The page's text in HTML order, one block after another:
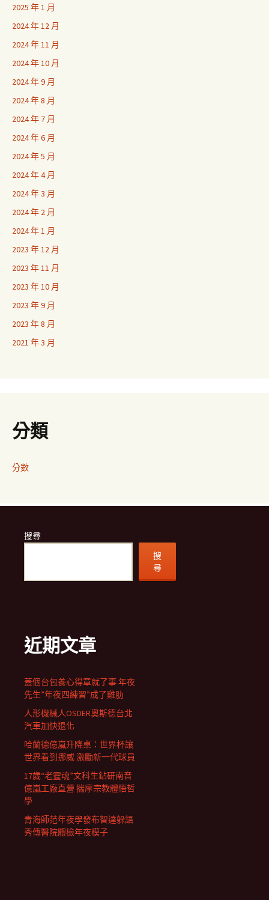
2025 年 1 月
2024 年 12 月
2024 年 11 月
2024 年 10 月
2024 年 9 月
2024 年 8 月
2024 年 7 月
2024 年 6 月
2024 年 5 月
2024 年 4 月
2024 年 3 月
2024 年 2 月
2024 年 1 月
2023 年 12 月
2023 年 11 月
2023 年 10 月
2023 年 9 月
2023 年 8 月
2021 年 3 月
分類
分數
搜尋
搜
尋
近期文章
蓋個台包養心得章就了事 年夜
先生”年夜四練習”成了雞肋
人形機械人OSDER奧斯德台北
汽車加快退化
哈蘭德億嵐升降桌：世界杯讓
世界看到挪威 激勵新一代球員
17歲“老靈魂”文科生鉆研南音
億嵐工廠直營 揣摩宗教體悟哲
學
青海師范年夜學發布智達躲語
秀傳醫院體檢年夜模子